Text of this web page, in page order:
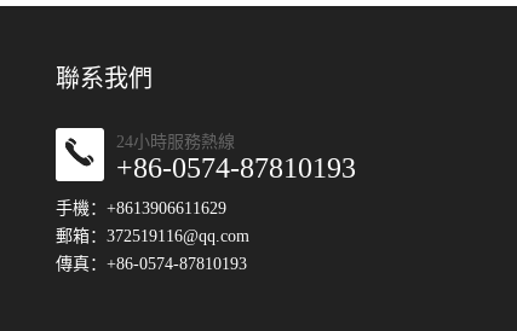
聯系我們
24小時服務熱線
+86-0574-87810193
手機：+8613906611629
郵箱： 372519116@qq.com
傳真：+86-0574-87810193